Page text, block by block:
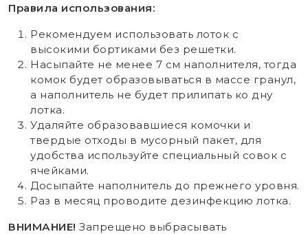
Правила использования:
Рекомендуем использовать лоток с
высокими бортиками без решетки.
Насыпайте не менее 7 см наполнителя, тогда
комок будет образовываться в массе гранул,
а наполнитель не будет прилипать ко дну
лотка.
Удаляйте образовавшиеся комочки и
твердые отходы в мусорный пакет, для
удобства используйте специальный совок с
ячейками.
Досыпайте наполнитель до прежнего уровня.
Раз в месяц проводите дезинфекцию лотка.
ВНИМАНИЕ! Запрещено выбрасывать